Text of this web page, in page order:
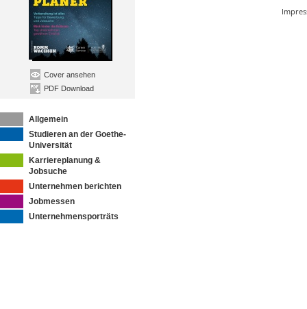
Cover ansehen
PDF Download
Allgemein
Studieren an der Goethe-
Universität
Karriereplanung &
Jobsuche
Unternehmen berichten
Jobmessen
Unternehmensporträts